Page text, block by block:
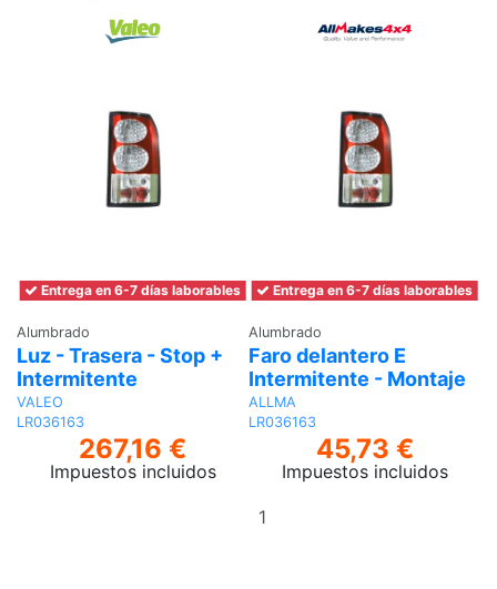
Entrega en 6-7 días laborables
Alumbrado
Luz - Trasera - Stop +
Intermitente
VALEO
LR036163
267,16 €
Impuestos incluidos
Entrega en 6-7 días laborables
Alumbrado
Faro delantero E
Intermitente - Montaje
ALLMA
LR036163
45,73 €
Impuestos incluidos